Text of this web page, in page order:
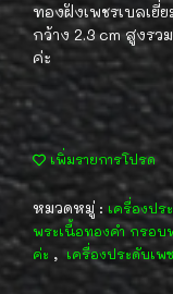
ทองฝังเพชรเบลเยี่
กว้าง 2.3 cm สูงร
ค่ะ
เพิ่มรายการโปรด
หมวดหมู่ : เครื่องปร
พระเนื้อทองคำ กรอบ
ค่ะ , เครื่องประดับเพ